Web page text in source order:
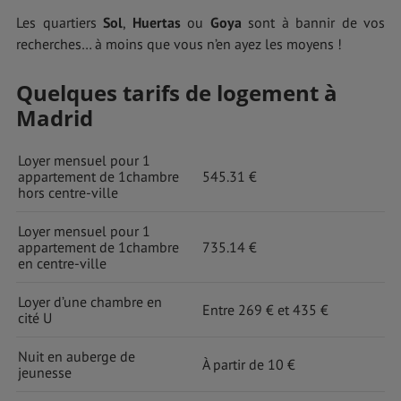
Les quartiers Sol, Huertasou Goya sont à bannir de vos
recherches… à moins que vous n’en ayez les moyens !
Quelques tarifs de logement à
Madrid
Loyer mensuel pour 1
appartement de 1chambre
hors centre-ville
545.31 €
Loyer mensuel pour 1
appartement de 1chambre
en centre-ville
735.14 €
Loyer d’une chambre en
cité U
Entre 269 € et 435 €
Nuit en auberge de
jeunesse
À partir de 10 €